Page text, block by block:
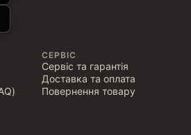
СЕРВІС
Сервіс та гарантія
Доставка та оплата
Повернення товару